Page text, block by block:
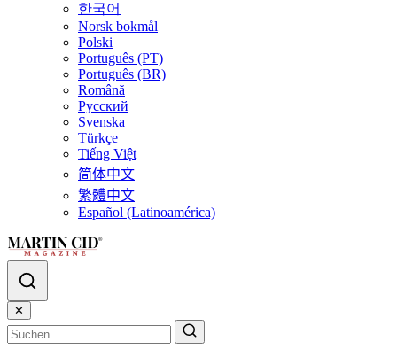
한국어
Norsk bokmål
Polski
Português (PT)
Português (BR)
Română
Русский
Svenska
Türkçe
Tiếng Việt
简体中文
繁體中文
Español (Latinoamérica)
✕